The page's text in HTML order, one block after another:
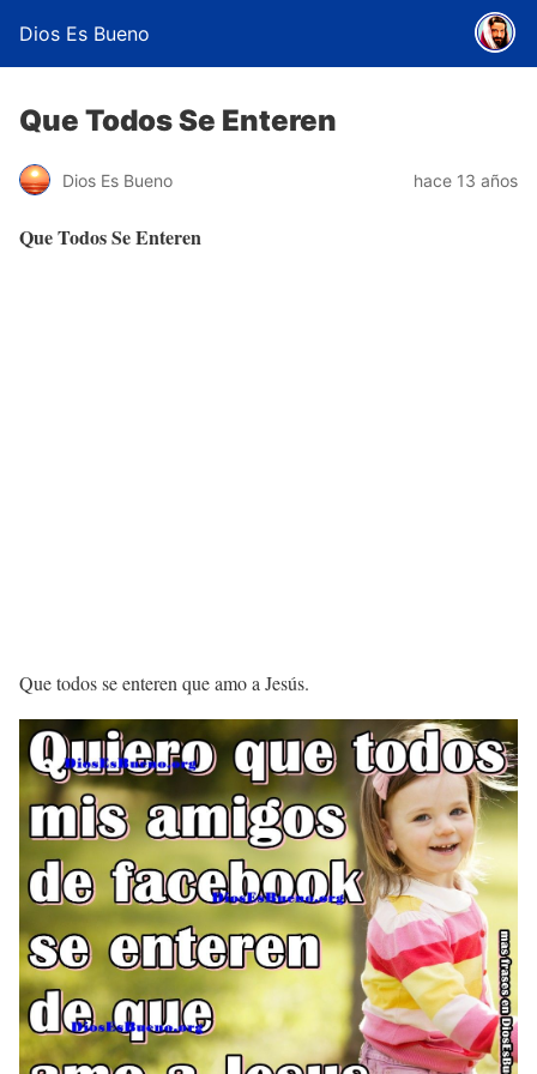
Dios Es Bueno
Que Todos Se Enteren
Dios Es Bueno hace 13 años
Que Todos Se Enteren
Que todos se enteren que amo a Jesús.